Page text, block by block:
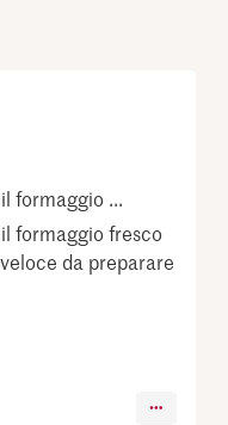
formaggio ...
formaggio fresco
da preparare